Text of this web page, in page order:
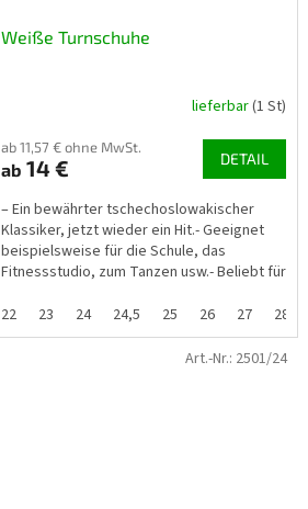
Weiße Turnschuhe
lieferbar(1 St)
ab 11,57 € ohne MwSt.
ab 14 € DETAIL
– Ein bewährter tschechoslowakischer
Klassiker, jetzt wieder ein Hit.- Geeignet
beispielsweise für die Schule, das
Fitnessstudio, zum Tanzen usw.- Beliebt für
22
23 24 24,5 25 26 27 28
Art.-Nr.: 2501/24